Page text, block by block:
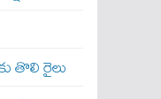
తొలి రైలు